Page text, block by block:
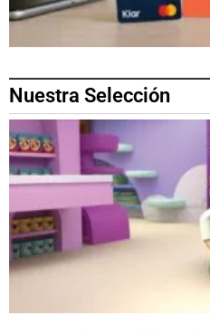
Nuestra Selección